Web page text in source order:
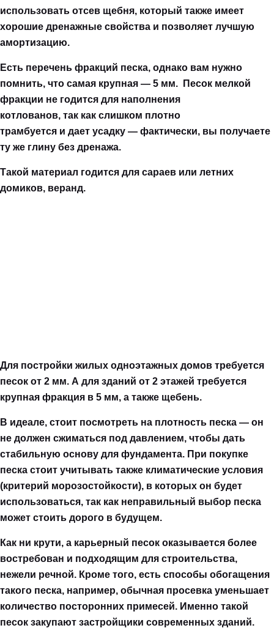
использовать отсев щебня, который также имеет
хорошие дренажные свойства и позволяет лучшую
амортизацию.
Есть перечень фракций песка, однако вам нужно
помнить, что самая крупная — 5 мм. Песок мелкой
фракции не годится для наполнения
котлованов, так как слишком плотно
трамбуется и дает усадку — фактически, вы получаете
ту же глину без дренажа.
Такой материал годится для сараев или летних
домиков, веранд.
Для постройки жилых одноэтажных домов требуется
песок от 2 мм. А для зданий от 2 этажей требуется
крупная фракция в 5 мм, а также щебень.
В идеале, стоит посмотреть на плотность песка — он
не должен сжиматься под давлением, чтобы дать
стабильную основу для фундамента. При покупке
песка стоит учитывать также климатические условия
(критерий морозостойкости), в которых он будет
использоваться, так как неправильный выбор песка
может стоить дорого в будущем.
Как ни крути, а карьерный песок оказывается более
востребован и подходящим для строительства,
нежели речной. Кроме того, есть способы обогащения
такого песка, например, обычная просевка уменьшает
количество посторонних примесей. Именно такой
песок закупают застройщики современных зданий.